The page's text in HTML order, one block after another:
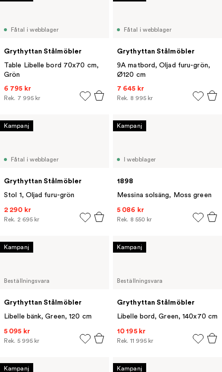
Fåtal i webblager
Grythyttan Stålmöbler
Table Libelle bord 70x70 cm,
Grön
6 795 kr
Rek. 7 995 kr
Fåtal i webblager
Grythyttan Stålmöbler
9A matbord, Oljad furu-grön,
Ø120 cm
7 645 kr
Rek. 8 995 kr
Fåtal i webblager
Grythyttan Stålmöbler
Stol 1, Oljad furu-grön
2 290 kr
Rek. 2 695 kr
Kampanj
I webblager
1898
Messina solsäng, Moss green
5 086 kr
Rek. 8 550 kr
Kampanj
Beställningsvara
Grythyttan Stålmöbler
Libelle bänk, Green, 120 cm
5 095 kr
Rek. 5 995 kr
Kampanj
Beställningsvara
Grythyttan Stålmöbler
Libelle bord, Green, 140x70 cm
10 195 kr
Rek. 11 995 kr
Kampanj
Kampanj Kampanj